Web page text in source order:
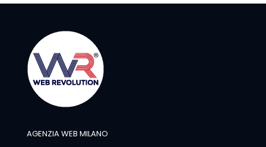
AGENZIA WEB MILANO